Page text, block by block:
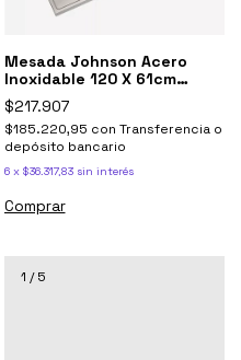
Mesada Johnson Acero
Inoxidable 120 X 61cm
Bacha Simple
$217.907
$185.220,95 con Transferencia o
depósito bancario
6 x $36.317,83 sin interés
Comprar
1 /5